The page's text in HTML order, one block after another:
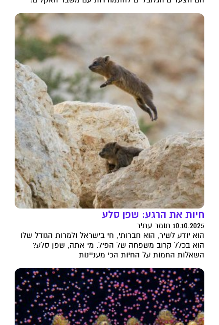
חיות את הרגע: שפן סלע
10.10.2025 תומר עתיר
הוא יודע לשיר, הוא חברותי, חי בישראל ולמרות הגודל שלו
הוא בכלל קרוב משפחה של הפיל. מי אתה, שפן סלע?
השאלות החמות על החיות הכי מעניינות